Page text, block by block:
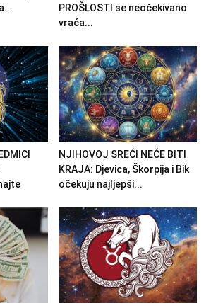
PROŠLOSTI se neočekivano
vraća...
NJIHOVOJ SREĆI NEĆE BITI
KRAJA: Djevica, Škorpija i Bik
očekuju najljepši...